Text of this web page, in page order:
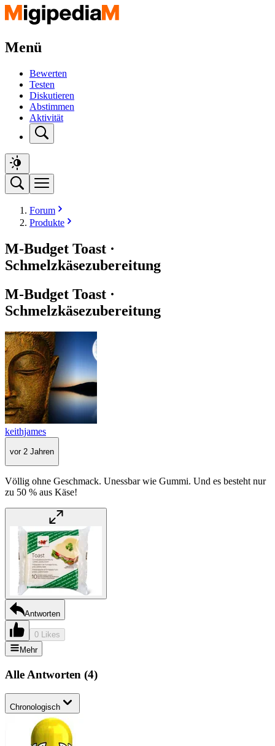
Menü
Bewerten
Testen
Diskutieren
Abstimmen
Aktivität
Forum
Produkte
M-Budget Toast ·
Schmelzkäsezubereitung
M-Budget Toast ·
Schmelzkäsezubereitung
keithjames
vor 2 Jahren
Völlig ohne Geschmack. Unessbar wie Gummi. Und es besteht nur
zu 50 % aus Käse!
Antworten
0 Likes
Mehr
Alle Antworten (4)
Chronologisch